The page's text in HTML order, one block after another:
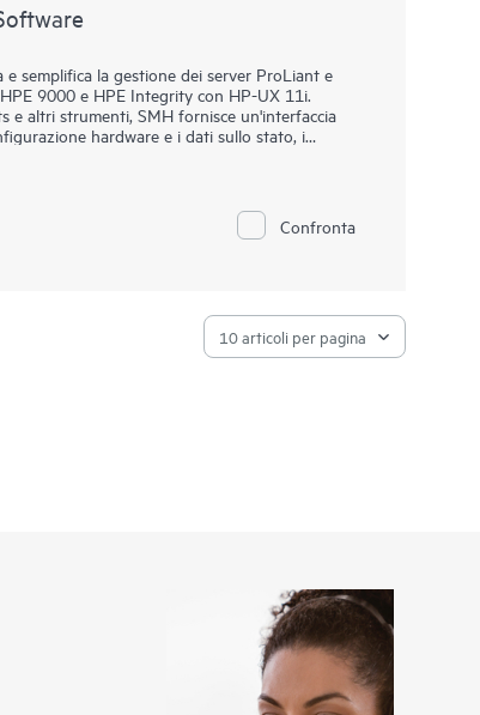
e semplifica la gestione dei server ProLiant e
9000 e HPE Integrity con HP-UX 11i.
e altri strumenti, SMH fornisce un'interfaccia
hardware e i dati sullo stato, i
HPE Lights-Out Management su server
specifiche del sistema grazie all'integrazione di
è facile da installare e può essere estesa per
Confronta